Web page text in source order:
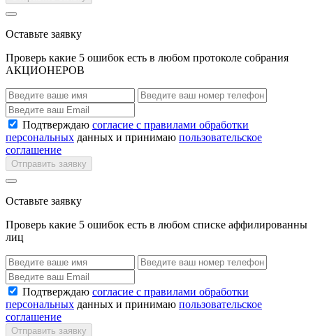
Оставьте заявку
Проверь какие 5 ошибок есть в любом протоколе собрания
АКЦИОНЕРОВ
Подтверждаю согласие с правилами обработки
персональных данных и принимаю пользовательское
соглашение
Отправить заявку
Оставьте заявку
Проверь какие 5 ошибок есть в любом списке аффилированны
лиц
Подтверждаю согласие с правилами обработки
персональных данных и принимаю пользовательское
соглашение
Отправить заявку